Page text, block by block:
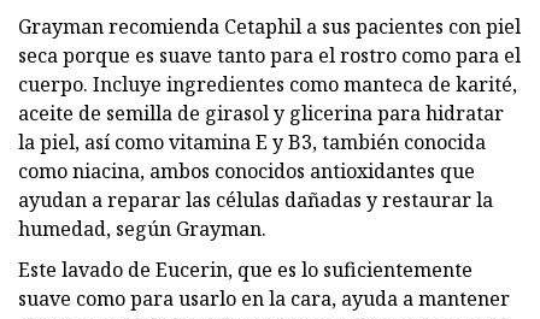
Grayman recomienda Cetaphil a sus pacientes con piel
seca porque es suave tanto para el rostro como para el
cuerpo. Incluye ingredientes como manteca de karité,
aceite de semilla de girasol y glicerina para hidratar
la piel, así como vitamina E y B3, también conocida
como niacina, ambos conocidos antioxidantes que
ayudan a reparar las células dañadas y restaurar la
humedad, según Grayman.
Este lavado de Eucerin, que es lo suficientemente
suave como para usarlo en la cara, ayuda a mantener